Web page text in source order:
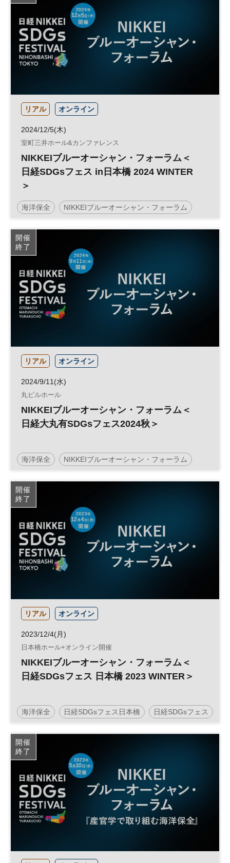
リアル オンライン
2024/12/5(木)
室町三井ホール&カンファレンス
NIKKEIブルーオーシャン・フォーラム＜
日経SDGsフェス in日本橋 2024 WINTER
＞
海洋保全 NIKKEIブルーオーシャン・フォーラム
社会課題 サステナビリティ 脱炭素
日経SDGsフェス 日本橋
SDGs 気候変動 参加無料
開催
終了
リアル オンライン
2024/9/11(水)
丸ビルホール
NIKKEIブルーオーシャン・フォーラム＜
日経大丸有SDGsフェス2024秋＞
海洋保全 NIKKEIブルーオーシャン・フォーラム
脱炭素 日経SDGsフェス
SDGs
開催
終了
リアル オンライン
2023/12/4(月)
日本橋ホール+オンライン開催
NIKKEIブルーオーシャン・フォーラム＜
日経SDGsフェス 日本橋 2023 WINTER＞
海洋保全 日経SDGsフェス日本橋 日経SDGsフェス
日本橋 SDGs
参加無料
開催
終了